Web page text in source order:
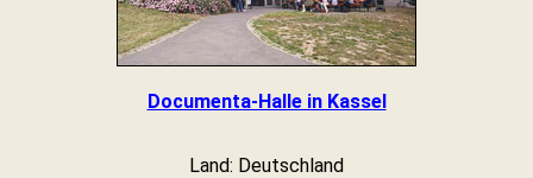
Documenta-Halle in Kassel
Land: Deutschland